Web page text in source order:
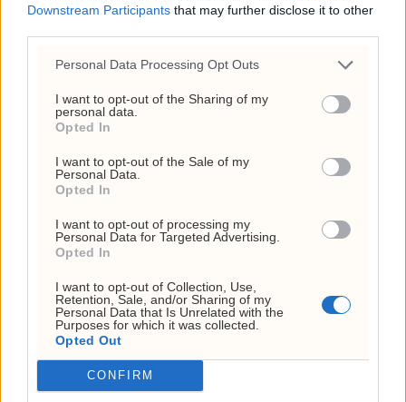
Downstream Participants that may further disclose it to other
Personal Data Processing Opt Outs
I want to opt-out of the Sharing of my
personal data.
Opted In
I want to opt-out of the Sale of my
Personal Data.
Opted In
I want to opt-out of processing my
Personal Data for Targeted Advertising.
Opted In
I want to opt-out of Collection, Use,
Retention, Sale, and/or Sharing of my
Personal Data that Is Unrelated with the
Purposes for which it was collected.
Opted Out
CONFIRM
Frp-topp fikk kvart million
fra First House for
«Trump-VM»-podkast –
Rødts Mímir Kristjánsson
raser